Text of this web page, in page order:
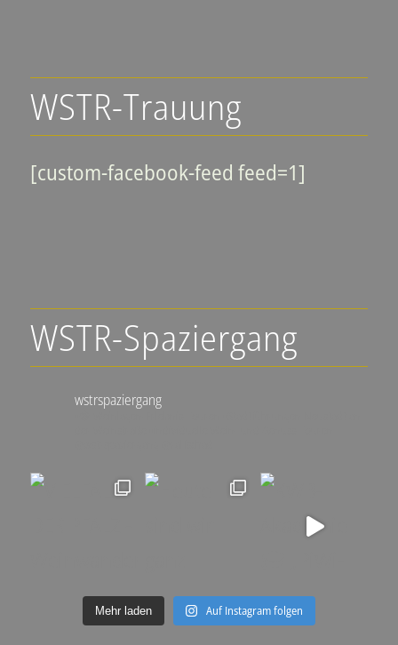
WSTR-Trauung
[custom-facebook-feed feed=1]
WSTR-Spaziergang
wstrspaziergang
Mehr laden Auf Instagram folgen